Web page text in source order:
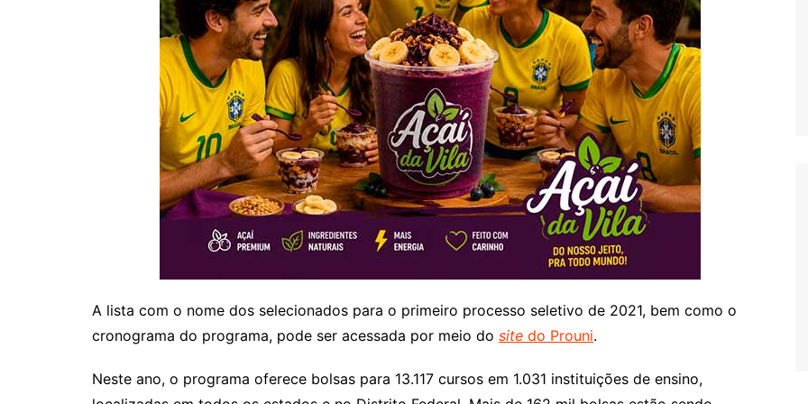
A lista com o nome dos selecionados para o primeiro processo seletivo de 2021, bem como o
cronograma do programa, pode ser acessada por meio do site do Prouni.
Neste ano, o programa oferece bolsas para 13.117 cursos em 1.031 instituições de ensino,